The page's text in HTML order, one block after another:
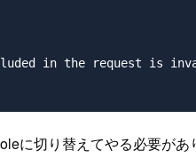
in the request is
に切り替えてやる必要があ